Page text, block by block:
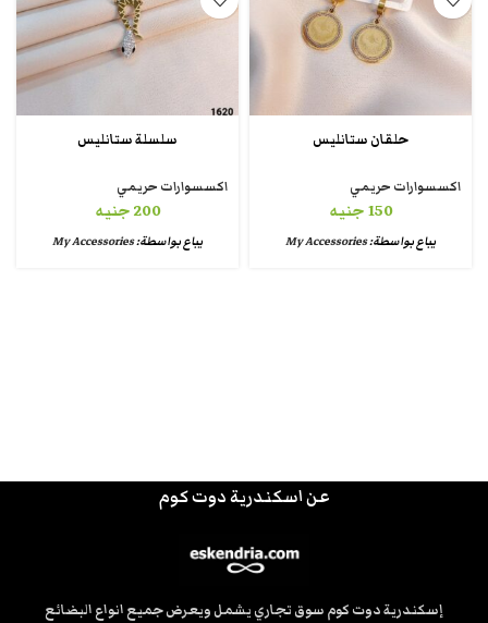
حلقان ستانليس
اكسسوارات حريمي
150جنيه
يباع بواسطة:My Accessories
سلسلة ستانليس
اكسسوارات حريمي
200جنيه
يباع بواسطة:My Accessories
عن اسكندرية دوت كوم
إسكندرية دوت كوم سوق تجاري يشمل ويعرض جميع انواع البضائع